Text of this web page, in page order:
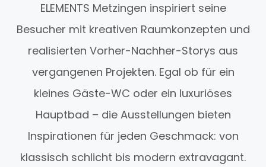
ELEMENTS Metzingen inspiriert seine
Besucher mit kreativen Raumkonzepten und
realisierten Vorher-Nachher-Storys aus
vergangenen Projekten. Egal ob für ein
kleines Gäste-WC oder ein luxuriöses
Hauptbad – die Ausstellungen bieten
Inspirationen für jeden Geschmack: von
klassisch schlicht bis modern extravagant.